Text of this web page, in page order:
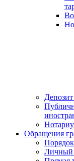
Обращения
Личный